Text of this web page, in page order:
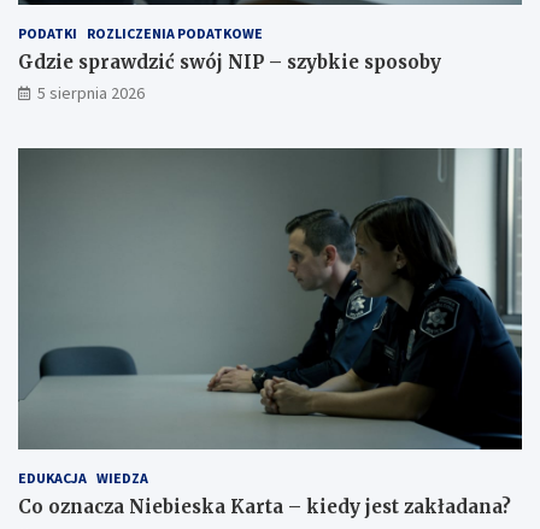
PODATKI ROZLICZENIA PODATKOWE
Gdzie sprawdzić swój NIP – szybkie sposoby
5 sierpnia 2026
EDUKACJA WIEDZA
Co oznacza Niebieska Karta – kiedy jest zakładana?